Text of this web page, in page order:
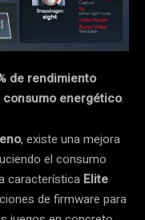
de rendimiento
consumo energético.
, existe una mejora
el consumo
característica Elite
de firmware para